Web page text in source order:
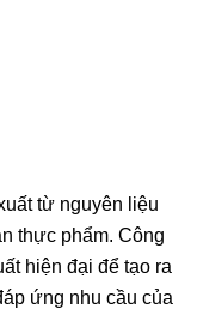
từ nguyên liệu
thực phẩm. Công
hiện đại để tạo ra
ứng nhu cầu của